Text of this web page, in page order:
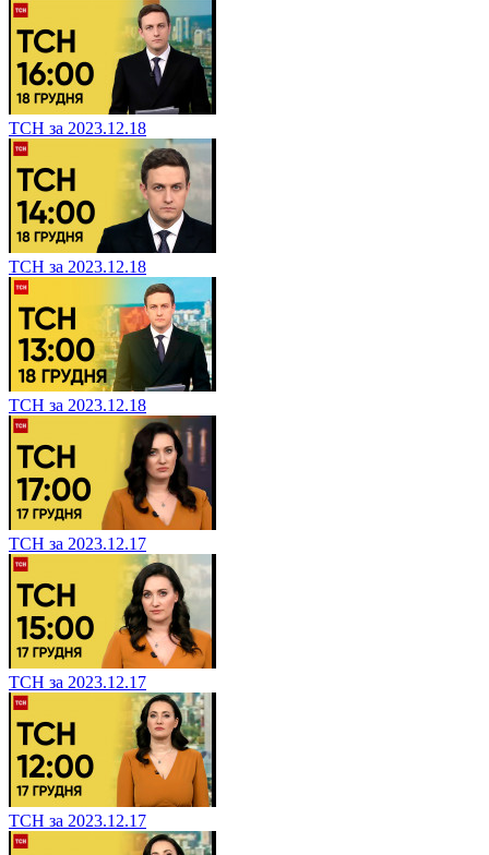
ТСН за 2023.12.18
ТСН за 2023.12.18
ТСН за 2023.12.18
ТСН за 2023.12.17
ТСН за 2023.12.17
ТСН за 2023.12.17